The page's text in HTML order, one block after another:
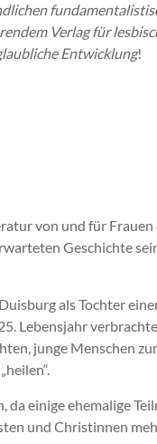
Verlag für
Entwicklung!
von und für
Geschichte
als Tochter
Lebensjahr
junge Menschen
da einige ehemalige
und Christinnen